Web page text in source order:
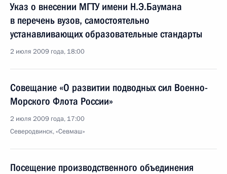
Указ о внесении МГТУ имени Н.Э.Баумана
в перечень вузов, самостоятельно
устанавливающих образовательные стандарты
2 июля 2009 года, 18:00
Совещание «О развитии подводных сил Военно-
Морского Флота России»
2 июля 2009 года, 17:00
Северодвинск, «Севмаш»
Посещение производственного объединения